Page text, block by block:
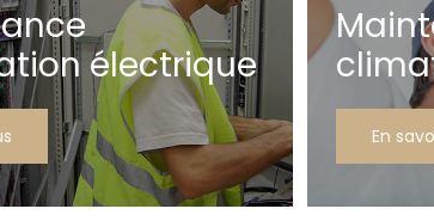
électrique
En